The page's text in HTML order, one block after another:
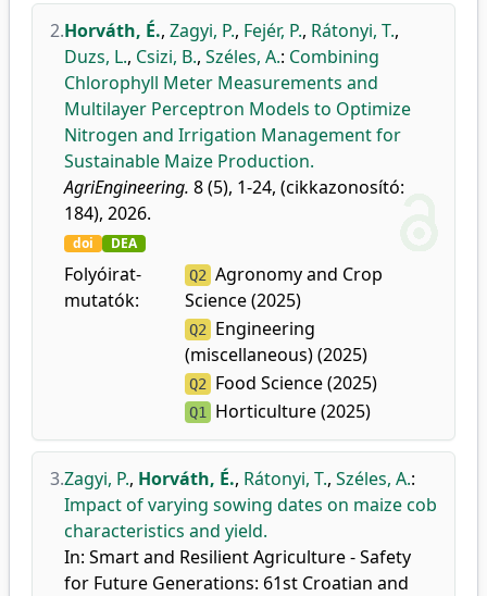
2.Horváth, É., Zagyi, P., Fejér, P., Rátonyi, T.,
Duzs, L., Csizi, B., Széles, A.: Combining
Chlorophyll Meter Measurements and
Multilayer Perceptron Models to Optimize
Nitrogen and Irrigation Management for
Sustainable Maize Production.
AgriEngineering. 8 (5), 1-24, (cikkazonosító:
184), 2026.
doi DEA
Folyóirat-
mutatók:
Q2 Agronomy and Crop
Science (2025)
Q2 Engineering
(miscellaneous) (2025)
Q2 Food Science (2025)
Q1 Horticulture (2025)
3.Zagyi, P., Horváth, É., Rátonyi, T., Széles, A.:
Impact of varying sowing dates on maize cob
characteristics and yield.
In: Smart and Resilient Agriculture - Safety
for Future Generations: 61st Croatian and